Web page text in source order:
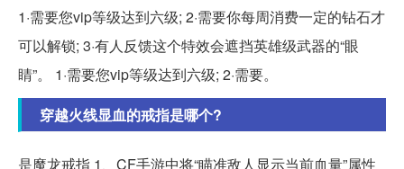
1·需要您vip等级达到六级; 2·需要你每周消费一定的钻石才
可以解锁; 3·有人反馈这个特效会遮挡英雄级武器的“眼
睛”。 1·需要您vip等级达到六级; 2·需要。
穿越火线显血的戒指是哪个?
是魔龙戒指 1、CF手游中将“瞄准敌人显示当前血量”属性